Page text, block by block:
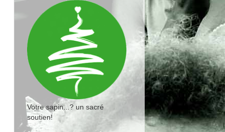
Votre sapin...? un sacré
soutien!